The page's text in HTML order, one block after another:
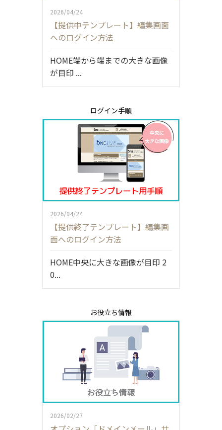
2026/04/24
【提供中テンプレート】編集画面
へのログイン方法
HOME端から端までの大きな画像
が目印 ...
ログイン手順
2026/04/24
【提供終了テンプレート】編集画
面へのログイン方法
HOME中央に大きな画像が目印 2
0...
お役立ち情報
2026/02/27